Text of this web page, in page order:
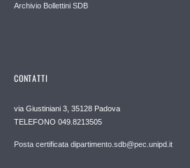
Archivio Bollettini SDB
CONTATTI
via Giustiniani 3, 35128 Padova
TELEFONO 049.8213505
Posta certificata dipartimento.sdb@pec.unipd.it